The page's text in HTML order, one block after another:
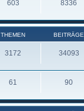
603 8336
THEMEN BEITRÄGE
3172 34093
61 90